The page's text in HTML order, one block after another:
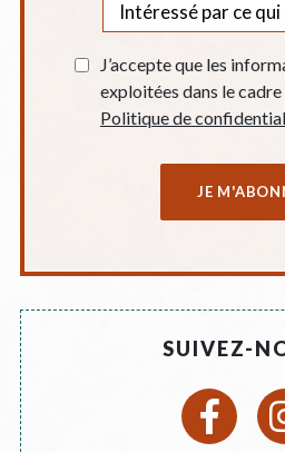
J’accepte que les
exploitées dans le
Politique de
SUIVEZ-